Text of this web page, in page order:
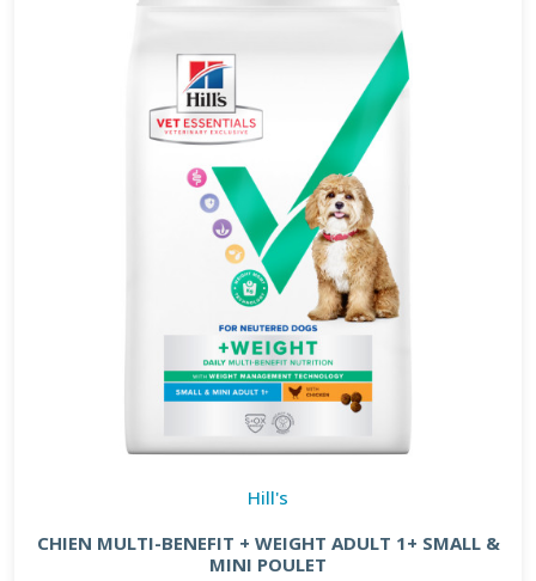
Hill's
CHIEN MULTI-BENEFIT + WEIGHT ADULT 1+ SMALL &
MINI POULET